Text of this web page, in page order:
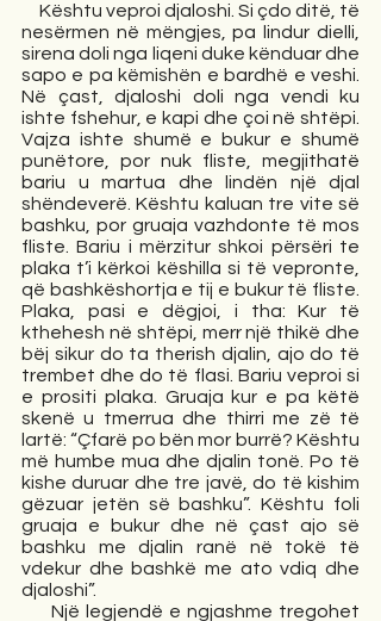
nesërmen në mëngjes, pa lindur dielli,
sirena doli nga liqeni duke kënduar dhe
sapo e pa këmishën e bardhë e veshi.
Në çast, djaloshi doli nga vendi ku
ishte fshehur, e kapi dhe çoi në shtëpi.
Vajza ishte shumë e bukur e shumë
punëtore, por nuk fliste, megjithatë
bariu u martua dhe lindën një djal
shëndeverë. Kështu kaluan tre vite së
bashku, por gruaja vazhdonte të mos
fliste. Bariu i mërzitur shkoi përsëri te
plaka t’i kërkoi këshilla si të vepronte,
që bashkëshortja e tij e bukur të fliste.
Plaka, pasi e dëgjoi, i tha: Kur të
kthehesh në shtëpi, merr një thikë dhe
bëj sikur do ta therish djalin, ajo do të
trembet dhe do të flasi. Bariu veproi si
e prositi plaka. Gruaja kur e pa këtë
skenë u tmerrua dhe thirri me zë të
lartë: “Çfarë po bën mor burrë? Kështu
më humbe mua dhe djalin tonë. Po të
kishe duruar dhe tre javë, do të kishim
gëzuar jetën së bashku”. Kështu foli
gruaja e bukur dhe në çast ajo së
bashku me djalin ranë në tokë të
vdekur dhe bashkë me ato vdiq dhe
djaloshi”.